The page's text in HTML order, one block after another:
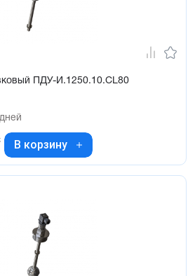
ПДУ-И.1250.10.СL80
В корзину